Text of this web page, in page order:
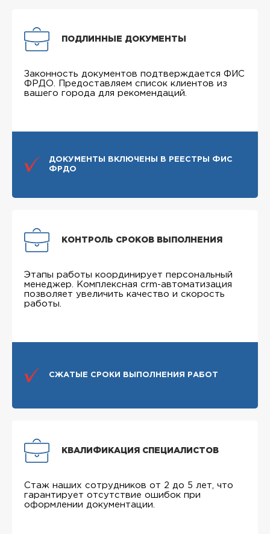
ПОДЛИННЫЕ ДОКУМЕНТЫ
Законность документов подтверждается ФИС
ФРДО. Предоставляем список клиентов из
вашего города для рекомендаций.
ДОКУМЕНТЫ ВКЛЮЧЕНЫ В РЕЕСТРЫ ФИС
ФРДО
КОНТРОЛЬ СРОКОВ ВЫПОЛНЕНИЯ
Этапы работы координирует персональный
менеджер. Комплексная crm-автоматизация
позволяет увеличить качество и скорость
работы.
СЖАТЫЕ СРОКИ ВЫПОЛНЕНИЯ РАБОТ
КВАЛИФИКАЦИЯ СПЕЦИАЛИСТОВ
Стаж наших сотрудников от 2 до 5 лет, что
гарантирует отсутствие ошибок при
оформлении документации.